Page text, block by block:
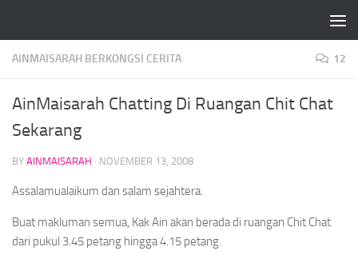
AINMAISARAH BERKONGSI CERITA 12
AinMaisarah Chatting Di Ruangan Chit Chat
Sekarang
BY AINMAISARAH · NOVEMBER 13, 2008
Assalamualaikum dan salam sejahtera.
Buat makluman semua, Kak Ain akan berada di ruangan Chit Chat
dari pukul 3.45 petang hingga 4.15 petang.